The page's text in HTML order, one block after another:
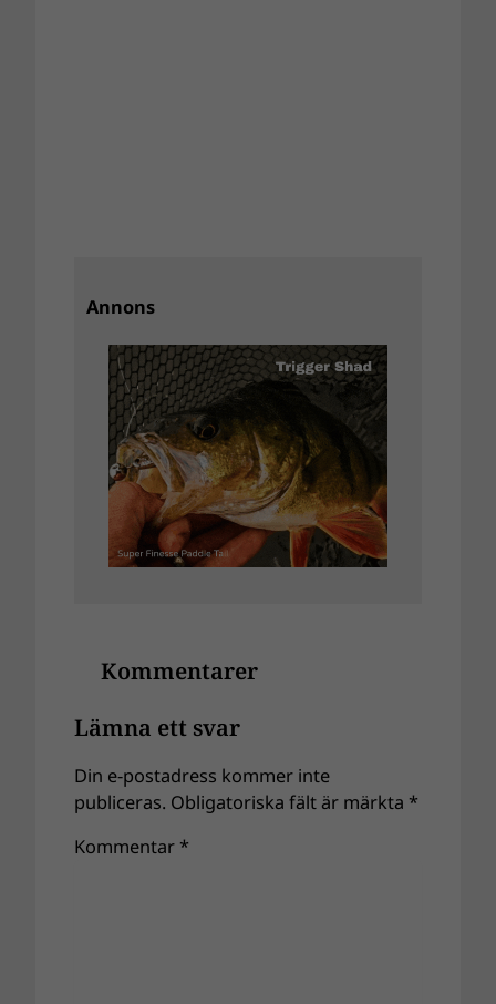
Annons
Kommentarer
Lämna ett svar
Din e-postadress kommer inte
publiceras. Obligatoriska fält är märkta *
Kommentar *